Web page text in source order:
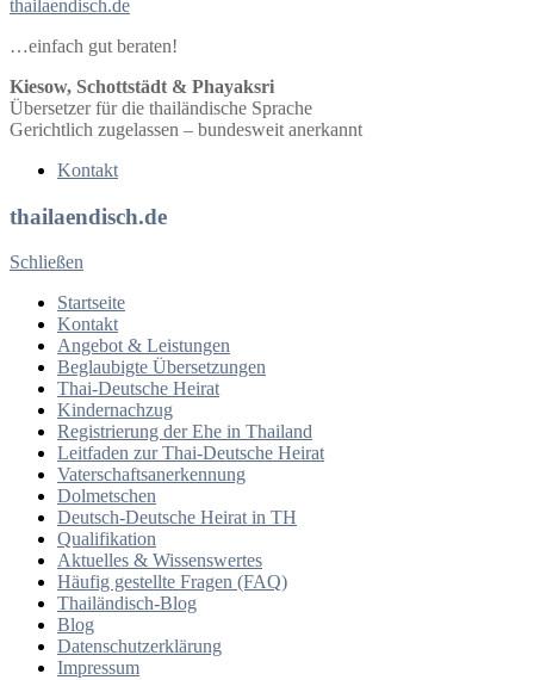
thailaendisch.de
…einfach gut beraten!
Kiesow, Schottstädt & Phayaksri
Übersetzer für die thailändische Sprache
Gerichtlich zugelassen – bundesweit anerkannt
Kontakt
thailaendisch.de
Schließen
Startseite
Kontakt
Angebot & Leistungen
Beglaubigte Übersetzungen
Thai-Deutsche Heirat
Kindernachzug
Registrierung der Ehe in Thailand
Leitfaden zur Thai-Deutsche Heirat
Vaterschaftsanerkennung
Dolmetschen
Deutsch-Deutsche Heirat in TH
Qualifikation
Aktuelles & Wissenswertes
Häufig gestellte Fragen (FAQ)
Thailändisch-Blog
Blog
Datenschutzerklärung
Impressum